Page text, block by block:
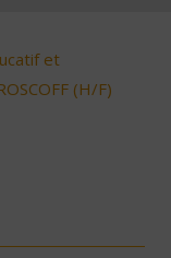
et
(H/F)